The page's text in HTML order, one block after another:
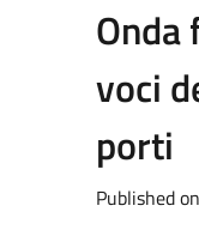
Onda
voci
porti
Published